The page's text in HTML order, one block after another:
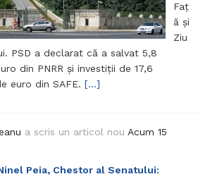
Faț
ă și
Ziu
PSD a declarat că a salvat 5,8
din PNRR și investiții de 17,6
euro din SAFE. […]
a scris un articol nou Acum 15
Peia, Chestor al Senatului: